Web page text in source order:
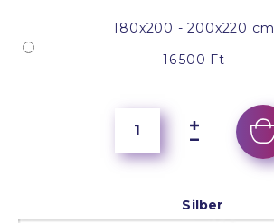
180x200 - 200x220 cm
16 500 Ft
Silber